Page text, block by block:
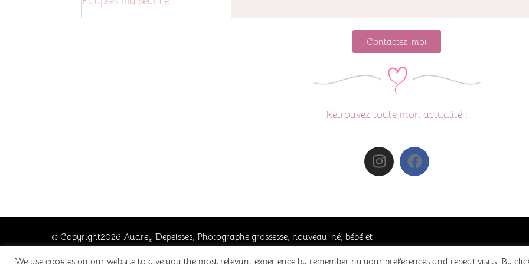
Contactez-moi
Retrouvez toute mon actualité :
© Copyright2026 Audrey Depeisses, Photographe grossesse, nouveau-né, bébé et
We use cookies on our website to give you the most relevant experience by remembering your preferences and repeat visits. By